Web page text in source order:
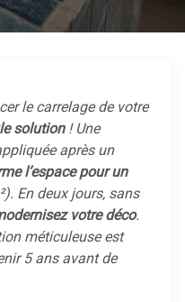
le carrelage de votre
solution! Une
après un
l’espace pour un
En deux jours, sans
votre déco.
méticuleuse est
5 ans avant de